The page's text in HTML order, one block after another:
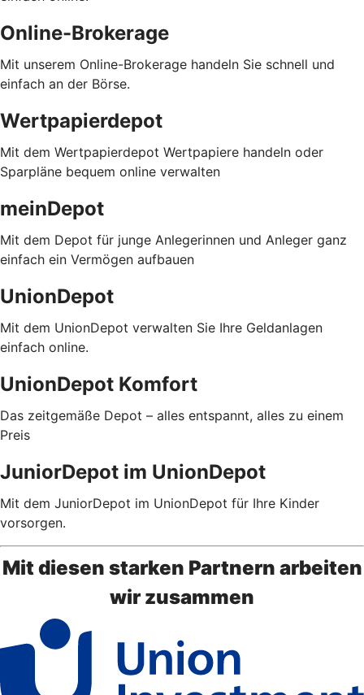
Online-Brokerage
Mit unserem Online-Brokerage handeln Sie schnell und
einfach an der Börse.
Wertpapierdepot
Mit dem Wertpapierdepot Wertpapiere handeln oder
Sparpläne bequem online verwalten
meinDepot
Mit dem Depot für junge Anlegerinnen und Anleger ganz
einfach ein Vermögen aufbauen
UnionDepot
Mit dem UnionDepot verwalten Sie Ihre Geldanlagen
einfach online.
UnionDepot Komfort
Das zeitgemäße Depot – alles entspannt, alles zu einem
Preis
JuniorDepot im UnionDepot
Mit dem JuniorDepot im UnionDepot für Ihre Kinder
vorsorgen.
Mit diesen starken Partnern arbeiten
wir zusammen